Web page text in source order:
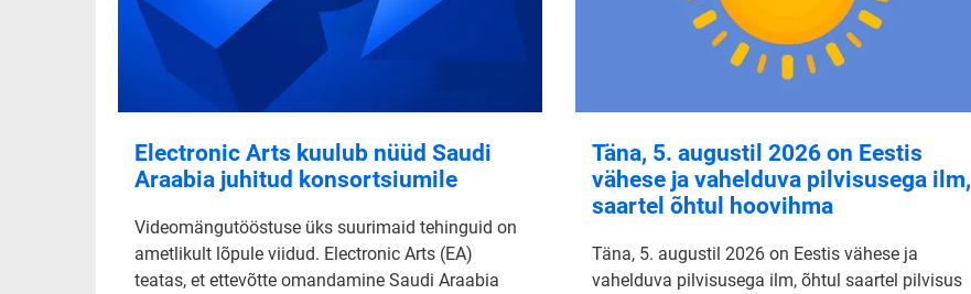
Electronic Arts kuulub nüüd Saudi
Araabia juhitud konsortsiumile
Videomängutööstuse üks suurimaid tehinguid on
ametlikult lõpule viidud. Electronic Arts (EA)
teatas, et ettevõtte omandamine Saudi Araabia
Täna, 5. augustil 2026 on Eestis
vähese ja vahelduva pilvisusega ilm,
saartel õhtul hoovihma
Täna, 5. augustil 2026 on Eestis vähese ja
vahelduva pilvisusega ilm, õhtul saartel pilvisus